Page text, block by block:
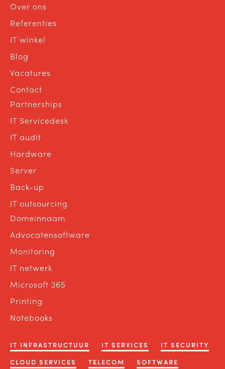
Over ons
Referenties
IT winkel
Blog
Vacatures
Contact
Partnerships
IT Servicedesk
IT audit
Hardware
Server
Back-up
IT outsourcing
Domeinnaam
Advocatensoftware
Monitoring
IT netwerk
Microsoft 365
Printing
Notebooks
IT INFRASTRUCTUUR IT SERVICES
IT SECURITY
CLOUD SERVICES
TELECOM SOFTWARE